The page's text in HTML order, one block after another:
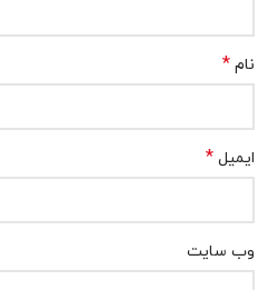
نام *
ایمیل *
وب‌ سایت